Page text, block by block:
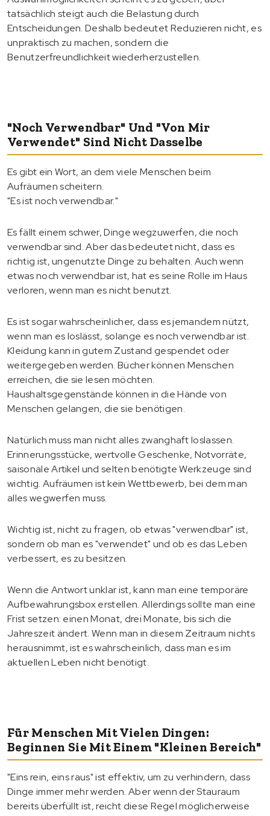
tatsächlich steigt auch die Belastung durch
Entscheidungen. Deshalb bedeutet Reduzieren nicht, es
unpraktisch zu machen, sondern die
Benutzerfreundlichkeit wiederherzustellen.
"Noch Verwendbar" Und "von Mir
Verwendet" Sind Nicht Dasselbe
Es gibt ein Wort, an dem viele Menschen beim
Aufräumen scheitern.
"Es ist noch verwendbar."
Es fällt einem schwer, Dinge wegzuwerfen, die noch
verwendbar sind. Aber das bedeutet nicht, dass es
richtig ist, ungenutzte Dinge zu behalten. Auch wenn
etwas noch verwendbar ist, hat es seine Rolle im Haus
verloren, wenn man es nicht benutzt.
Es ist sogar wahrscheinlicher, dass es jemandem nützt,
wenn man es loslässt, solange es noch verwendbar ist.
Kleidung kann in gutem Zustand gespendet oder
weitergegeben werden. Bücher können Menschen
erreichen, die sie lesen möchten.
Haushaltsgegenstände können in die Hände von
Menschen gelangen, die sie benötigen.
Natürlich muss man nicht alles zwanghaft loslassen.
Erinnerungsstücke, wertvolle Geschenke, Notvorräte,
saisonale Artikel und selten benötigte Werkzeuge sind
wichtig. Aufräumen ist kein Wettbewerb, bei dem man
alles wegwerfen muss.
Wichtig ist, nicht zu fragen, ob etwas "verwendbar" ist,
sondern ob man es "verwendet" und ob es das Leben
verbessert, es zu besitzen.
Wenn die Antwort unklar ist, kann man eine temporäre
Aufbewahrungsbox erstellen. Allerdings sollte man eine
Frist setzen: einen Monat, drei Monate, bis sich die
Jahreszeit ändert. Wenn man in diesem Zeitraum nichts
herausnimmt, ist es wahrscheinlich, dass man es im
aktuellen Leben nicht benötigt.
Für Menschen Mit Vielen Dingen:
Beginnen Sie Mit Einem "kleinen Bereich"
"Eins rein, eins raus" ist effektiv, um zu verhindern, dass
Dinge immer mehr werden. Aber wenn der Stauraum
bereits überfüllt ist, reicht diese Regel möglicherweise